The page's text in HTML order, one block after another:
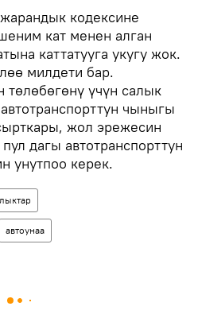
кодексине
кат менен алган
каттатууга укугу жок.
милдети бар.
төлөбөгөнү үчүн салык
чыныгы
жол эрежесин
дагы автотранспорттун
унутпоо керек.
автоунаа